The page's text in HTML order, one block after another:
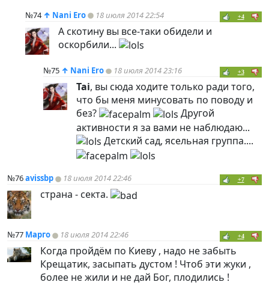
№74 ↑ Nani Ero 18 июля 2014 22:54 +4
А скотину вы все-таки обидели и
оскорбили...
№75 ↑ Nani Ero 18 июля 2014 23:16 +3
Tai, вы сюда ходите только ради того,
что бы меня минусовать по поводу и
без?
Другой
активности я за вами не наблюдаю...
Детский сад, ясельная группа....
№76avissbp 18 июля 2014 22:46 +7
страна - секта.
№77 Марго 18 июля 2014 22:46 +4
Когда пройдём по Киеву , надо не забыть
Крещатик, засыпать дустом ! Чтоб эти жуки ,
более не жили и не дай Бог, плодились !